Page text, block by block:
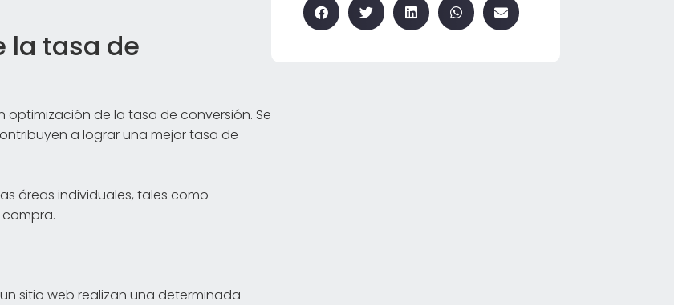
la tasa de
de la tasa de conversión. Se
a lograr una mejor tasa de
áreas individuales, tales como
sitio web realizan una determinada